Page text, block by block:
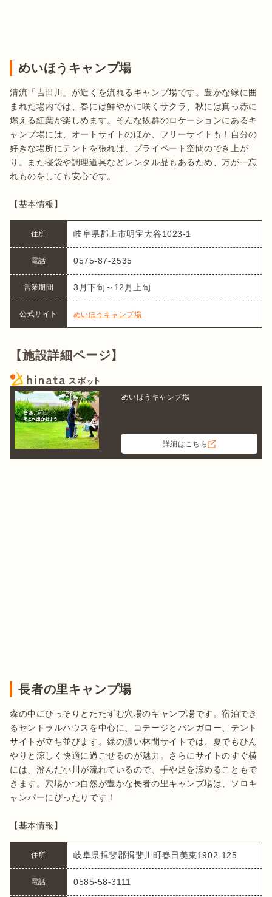
めいほうキャンプ場
清流「吉田川」が近くを流れるキャンプ場です。豊かな緑に囲
まれた場内では、春には鮮やかに咲くサクラ、秋には真っ赤に
燃える紅葉が楽しめます。そんな抜群のロケーションにあるキ
ャンプ場には、オートサイトのほか、フリーサイトも！自分の
好きな場所にテントを張れば、プライペート空間のでき上が
り。また寝袋や調理道具などレンタル品もあるため、万が一忘
れものをしても安心です。
【基本情報】
住所 岐阜県郡上市明宝大谷1023-1
電話 0575-87-2535
営業期間 3月下旬～12月上旬
公式サイト めいほうキャンプ場
【施設詳細ページ】
めいほうキャンプ場
詳細はこちら
長者の里キャンプ場
森の中にひっそりとたたずむ穴場のキャンプ場です。宿泊でき
るセントラルハウスを中心に、コテージとバンガロー、テント
サイトが立ち並びます。緑の濃い林間サイトでは、夏でもひん
やりと涼しく快適に過ごせるのが魅力。さらにサイトのすぐ横
には、澄んだ小川が流れているので、手や足を涼めることもで
きます。穴場かつ自然が豊かな長者の里キャンプ場は、ソロキ
ャンパーにぴったりです！
【基本情報】
住所 岐阜県揖斐郡揖斐川町春日美束1902-125
電話 0585-58-3111